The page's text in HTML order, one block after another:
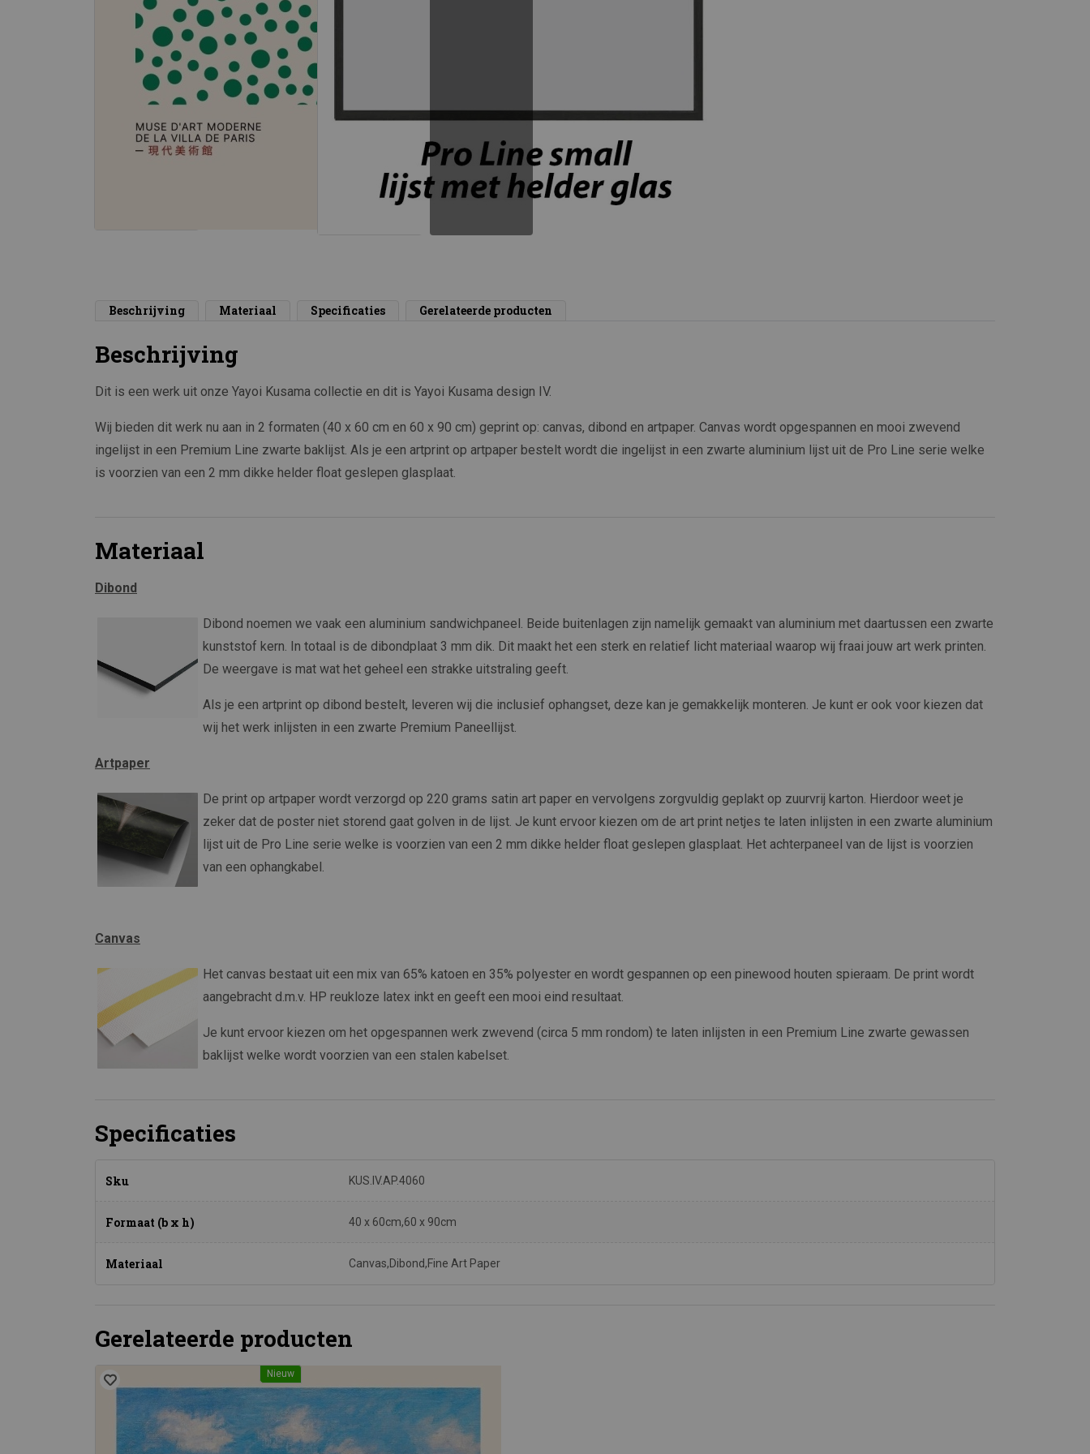
Beschrijving Materiaal Specificaties Gerelateerde producten
Beschrijving
Dit is een werk uit onze Yayoi Kusama collectie en dit is Yayoi Kusama design IV.
Wij bieden dit werk nu aan in 2 formaten (40 x 60 cm en 60 x 90 cm) geprint op: canvas, dibond en artpaper. Canvas wordt opgespannen en mooi zwevend
ingelijst in een Premium Line zwarte baklijst. Als je een artprint op artpaper bestelt wordt die ingelijst in een zwarte aluminium lijst uit de Pro Line serie welke
is voorzien van een 2 mm dikke helder float geslepen glasplaat.
Materiaal
Dibond
Dibond noemen we vaak een aluminium sandwichpaneel. Beide buitenlagen zijn namelijk gemaakt van aluminium met daartussen een zwarte
kunststof kern. In totaal is de dibondplaat 3 mm dik. Dit maakt het een sterk en relatief licht materiaal waarop wij fraai jouw art werk printen.
De weergave is mat wat het geheel een strakke uitstraling geeft.
Als je een artprint op dibond bestelt, leveren wij die inclusief ophangset, deze kan je gemakkelijk monteren. Je kunt er ook voor kiezen dat
wij het werk inlijsten in een zwarte Premium Paneellijst.
Artpaper
De print op artpaper wordt verzorgd op 220 grams satin art paper en vervolgens zorgvuldig geplakt op zuurvrij karton. Hierdoor weet je
zeker dat de poster niet storend gaat golven in de lijst. Je kunt ervoor kiezen om de art print netjes te laten inlijsten in een zwarte aluminium
lijst uit de Pro Line serie welke is voorzien van een 2 mm dikke helder float geslepen glasplaat. Het achterpaneel van de lijst is voorzien
van een ophangkabel.
Canvas
Het canvas bestaat uit een mix van 65% katoen en 35% polyester en wordt gespannen op een pinewood houten spieraam. De print wordt
aangebracht d.m.v. HP reukloze latex inkt en geeft een mooi eind resultaat.
Je kunt ervoor kiezen om het opgespannen werk zwevend (circa 5 mm rondom) te laten inlijsten in een Premium Line zwarte gewassen
baklijst welke wordt voorzien van een stalen kabelset.
Specificaties
Sku KUS.IV.AP.4060
Formaat (b x h) 40 x 60cm,60 x 90cm
Materiaal Canvas,Dibond,Fine Art Paper
Gerelateerde producten
Nieuw